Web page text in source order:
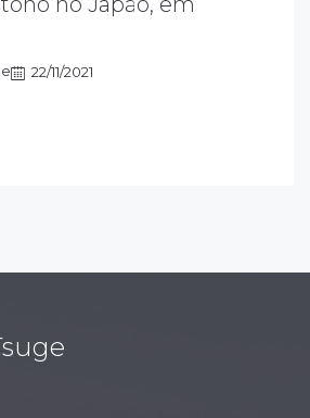
22/11/2021
a natureza
festivais de luzes